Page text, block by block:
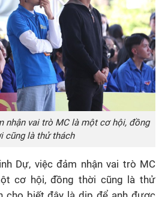
nhận vai trò MC là một cơ hội, đồng
cũng là thử thách
Dự, việc đảm nhận vai trò MC
cơ hội, đồng thời cũng là thử